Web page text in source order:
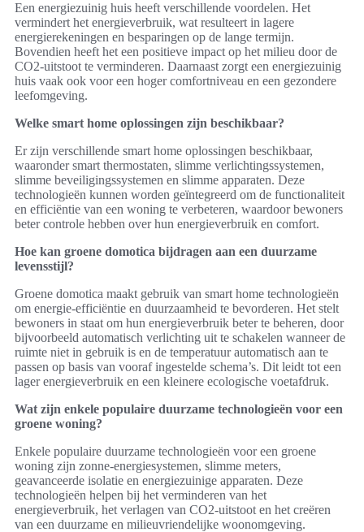
Een energiezuinig huis heeft verschillende voordelen. Het
vermindert het energieverbruik, wat resulteert in lagere
energierekeningen en besparingen op de lange termijn.
Bovendien heeft het een positieve impact op het milieu door de
CO2-uitstoot te verminderen. Daarnaast zorgt een energiezuinig
huis vaak ook voor een hoger comfortniveau en een gezondere
leefomgeving.
Welke smart home oplossingen zijn beschikbaar?
Er zijn verschillende smart home oplossingen beschikbaar,
waaronder smart thermostaten, slimme verlichtingssystemen,
slimme beveiligingssystemen en slimme apparaten. Deze
technologieën kunnen worden geïntegreerd om de functionaliteit
en efficiëntie van een woning te verbeteren, waardoor bewoners
beter controle hebben over hun energieverbruik en comfort.
Hoe kan groene domotica bijdragen aan een duurzame
levensstijl?
Groene domotica maakt gebruik van smart home technologieën
om energie-efficiëntie en duurzaamheid te bevorderen. Het stelt
bewoners in staat om hun energieverbruik beter te beheren, door
bijvoorbeeld automatisch verlichting uit te schakelen wanneer de
ruimte niet in gebruik is en de temperatuur automatisch aan te
passen op basis van vooraf ingestelde schema’s. Dit leidt tot een
lager energieverbruik en een kleinere ecologische voetafdruk.
Wat zijn enkele populaire duurzame technologieën voor een
groene woning?
Enkele populaire duurzame technologieën voor een groene
woning zijn zonne-energiesystemen, slimme meters,
geavanceerde isolatie en energiezuinige apparaten. Deze
technologieën helpen bij het verminderen van het
energieverbruik, het verlagen van CO2-uitstoot en het creëren
van een duurzame en milieuvriendelijke woonomgeving.